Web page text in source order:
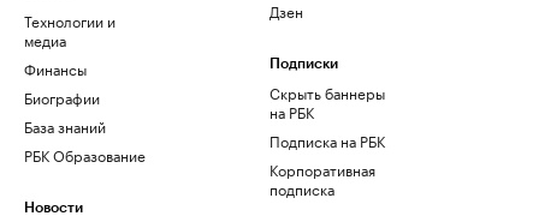
Технологии и
медиа
Финансы
Биографии
База знаний
РБК Образование
Новости
Дзен
Подписки
Скрыть баннеры
на РБК
Подписка на РБК
Корпоративная
подписка